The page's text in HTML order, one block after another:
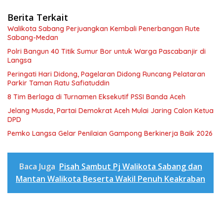
Berita Terkait
Walikota Sabang Perjuangkan Kembali Penerbangan Rute
Sabang-Medan
Polri Bangun 40 Titik Sumur Bor untuk Warga Pascabanjir di
Langsa
Peringati Hari Didong, Pagelaran Didong Runcang Pelataran
Parkir Taman Ratu Safiatuddin
8 Tim Berlaga di Turnamen Eksekutif PSSI Banda Aceh
Jelang Musda, Partai Demokrat Aceh Mulai Jaring Calon Ketua
DPD
Pemko Langsa Gelar Penilaian Gampong Berkinerja Baik 2026
Baca Juga Pisah Sambut Pj Walikota Sabang dan
Mantan Walikota Beserta Wakil Penuh Keakraban